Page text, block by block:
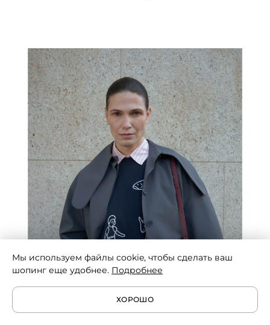
Мы используем файлы cookie, чтобы сделать ваш
шопинг еще удобнее. Подробнее
ХОРОШО